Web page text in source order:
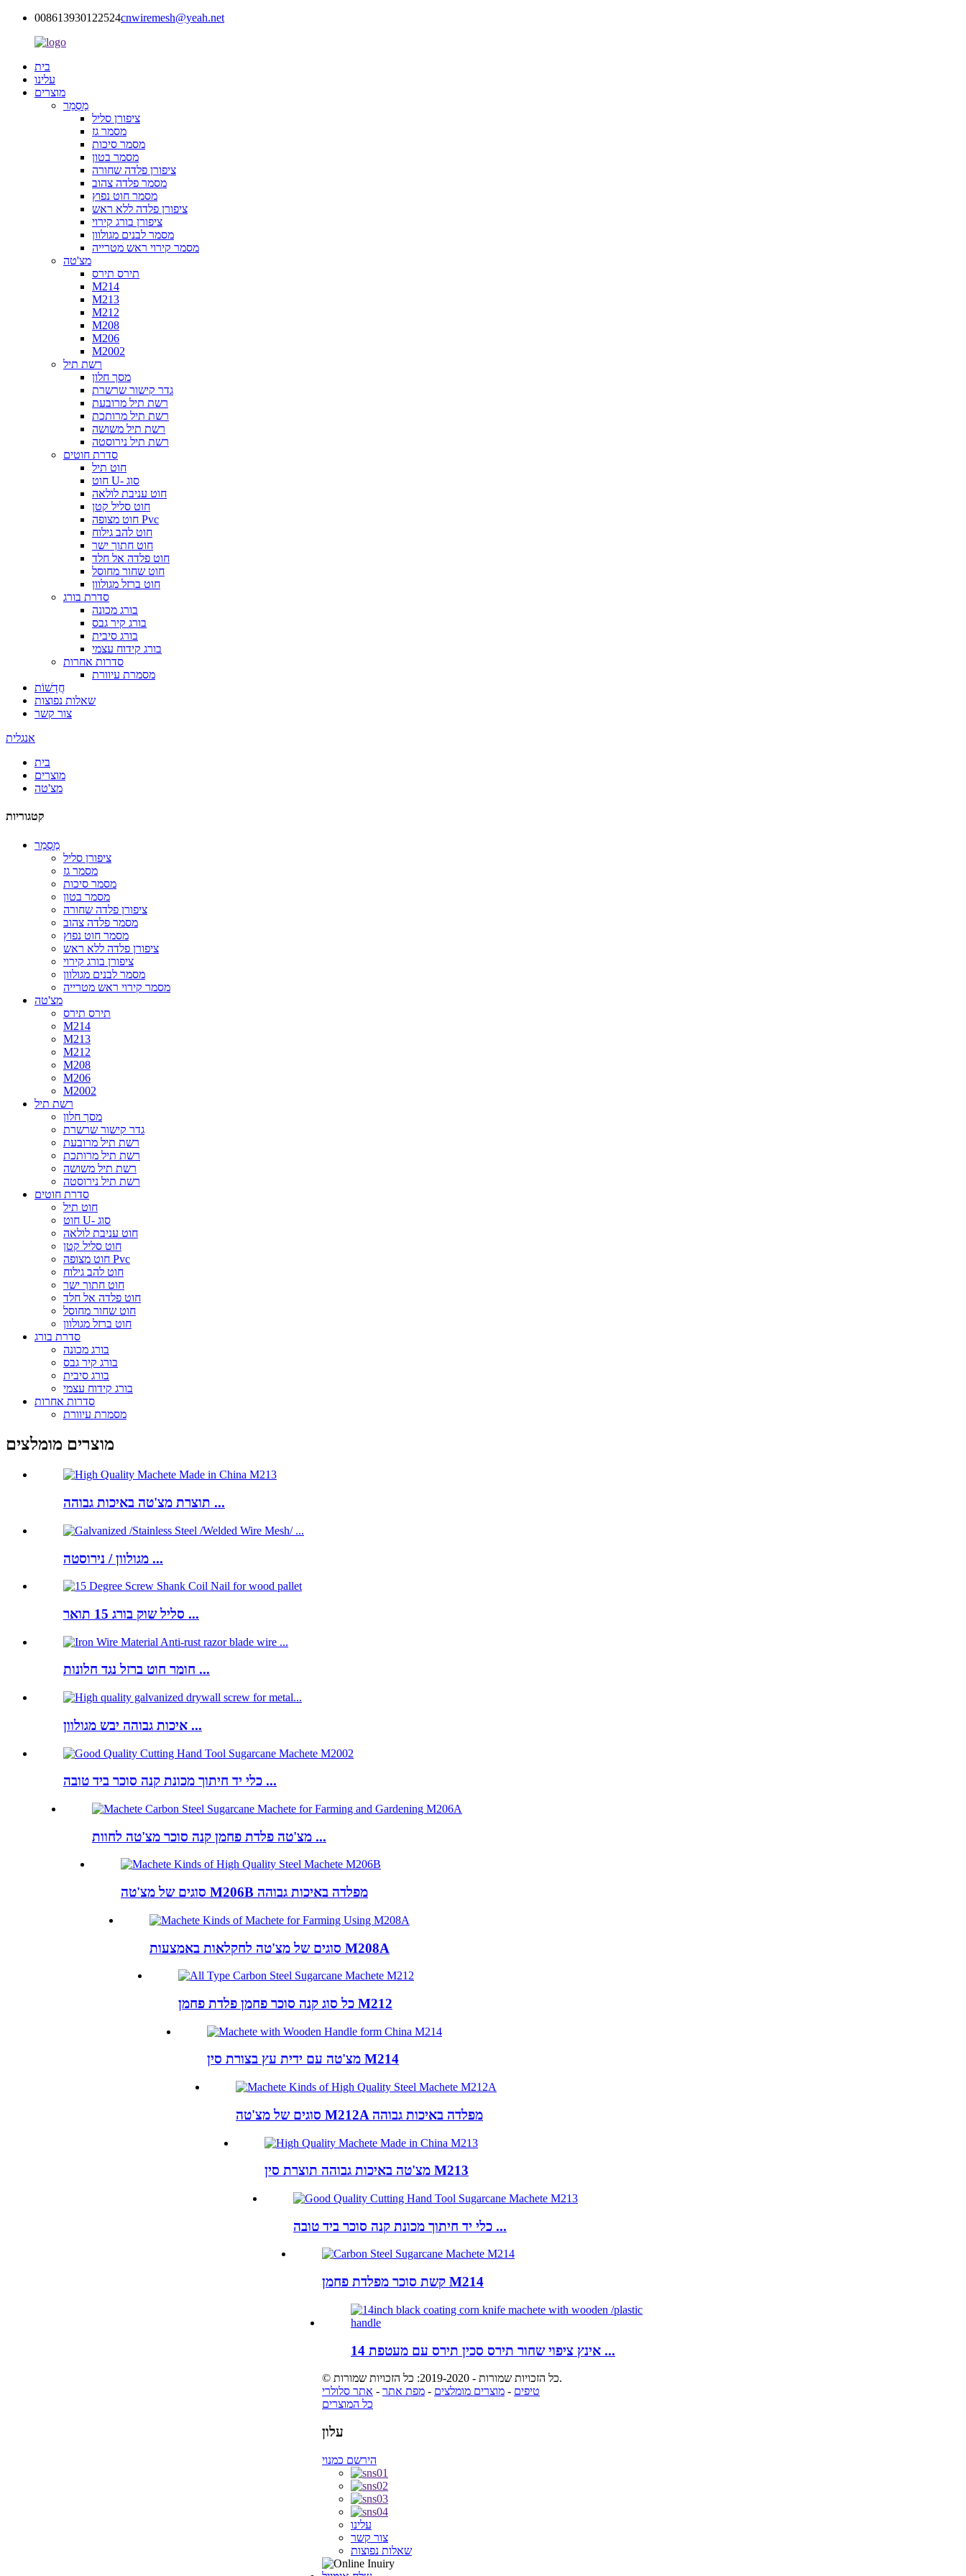
008613930122524cnwiremesh@yeah.net
בית
עלינו
מוצרים
מַסְמֵר
ציפורן סליל
מסמר גז
מסמר סיכות
מסמר בטון
ציפורן פלדה שחורה
מסמר פלדה צהוב
מסמר חוט נפוץ
ציפורן פלדה ללא ראש
ציפורן בורג קירוי
מסמר לבנים מגולוון
מסמר קירוי ראש מטרייה
מצ'טה
תירס תירס
M214
M213
M212
M208
M206
M2002
רשת תיל
מסך חלון
גדר קישור שרשרת
רשת תיל מרובעת
רשת תיל מרותכת
רשת תיל משושה
רשת תיל נירוסטה
סדרת חוטים
חוט תיל
חוט U- סוג
חוט עניבת לולאה
חוט סליל קטן
חוט מצופה Pvc
חוט להב גילוח
חוט חתוך ישר
חוט פלדה אל חלד
חוט שחור מחוסל
חוט ברזל מגולוון
סדרת בורג
בורג מכונה
בורג קיר גבס
בורג סיבית
בורג קידוח עצמי
סדרות אחרות
מסמרת עיוורת
חֲדָשׁוֹת
שאלות נפוצות
צור קשר
אנגלית
בית
מוצרים
מצ'טה
קטגוריות
מַסְמֵר
ציפורן סליל
מסמר גז
מסמר סיכות
מסמר בטון
ציפורן פלדה שחורה
מסמר פלדה צהוב
מסמר חוט נפוץ
ציפורן פלדה ללא ראש
ציפורן בורג קירוי
מסמר לבנים מגולוון
מסמר קירוי ראש מטרייה
מצ'טה
תירס תירס
M214
M213
M212
M208
M206
M2002
רשת תיל
מסך חלון
גדר קישור שרשרת
רשת תיל מרובעת
רשת תיל מרותכת
רשת תיל משושה
רשת תיל נירוסטה
סדרת חוטים
חוט תיל
חוט U- סוג
חוט עניבת לולאה
חוט סליל קטן
חוט מצופה Pvc
חוט להב גילוח
חוט חתוך ישר
חוט פלדה אל חלד
חוט שחור מחוסל
חוט ברזל מגולוון
סדרת בורג
בורג מכונה
בורג קיר גבס
בורג סיבית
בורג קידוח עצמי
סדרות אחרות
מסמרת עיוורת
מוצרים מומלצים
תוצרת מצ'טה באיכות גבוהה ...
מגולוון / נירוסטה ...
סליל שוק בורג 15 תואר ...
חומר חוט ברזל נגד חלונות ...
איכות גבוהה יבש מגולוון ...
כלי יד חיתוך מכונת קנה סוכר ביד טובה ...
מצ'טה פלדת פחמן קנה סוכר מצ'טה לחוות ...
סוגים של מצ'טה M206B מפלדה באיכות גבוהה
סוגים של מצ'טה לחקלאות באמצעות M208A
כל סוג קנה סוכר פחמן פלדת פחמן M212
מצ'טה עם ידית עץ בצורת סין M214
סוגים של מצ'טה M212A מפלדה באיכות גבוהה
מצ'טה באיכות גבוהה תוצרת סין M213
כלי יד חיתוך מכונת קנה סוכר ביד טובה ...
קשת סוכר מפלדת פחמן M214
14 אינץ ציפוי שחור תירס סכין תירס עם מעטפת ...
© כל הזכויות שמורות - 2019-2020: כל הזכויות שמורות.
טיפים - מוצרים מומלצים - מפת אתר - אתר סלולרי
כל המוצרים
עלון
הירשם כמנוי
עלינו
צור קשר
שאלות נפוצות